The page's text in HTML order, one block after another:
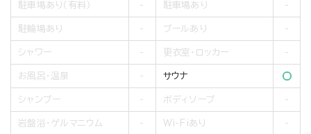
駐車場あり（有料） 駐車場あり
駐輪場あり プールあり
シャワー 更衣室・ロッカー
お風呂・温泉 サウナ
シャンプー ボディソープ
岩盤浴・ゲルマニウム Wi-Fiあり